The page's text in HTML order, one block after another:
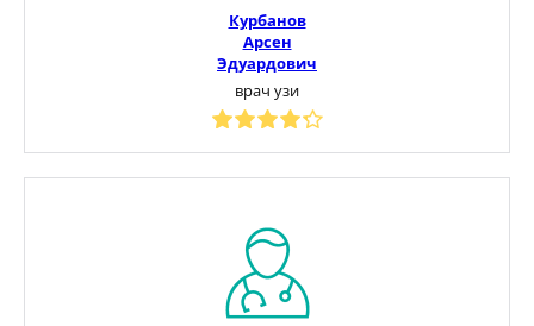
Курбанов
Арсен
Эдуардович
врач узи